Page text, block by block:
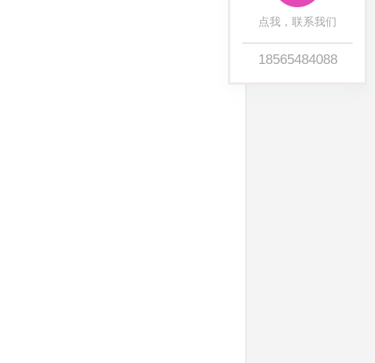
点我，联系我们
18565484088